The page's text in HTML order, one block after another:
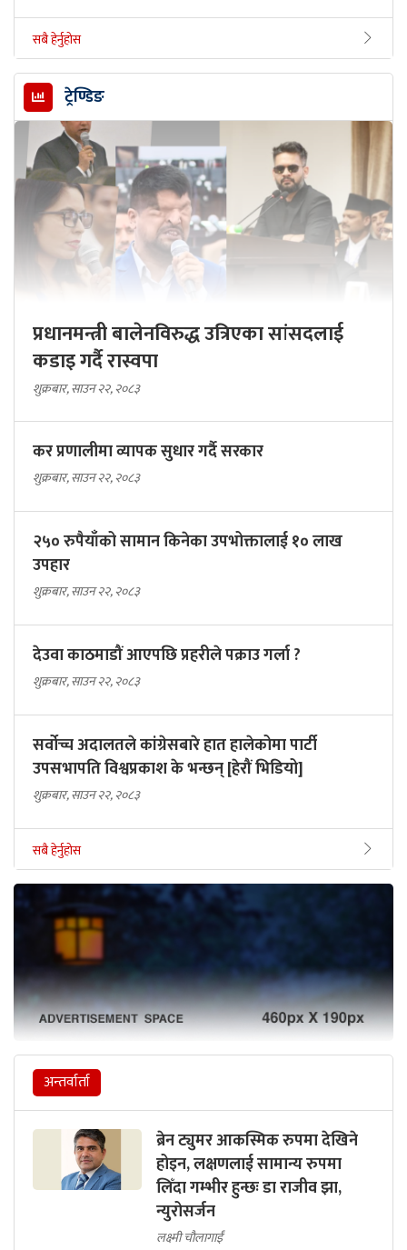
सबै हेर्नुहोस
ट्रेण्डिङ
प्रधानमन्त्री बालेनविरुद्ध उत्रिएका सांसदलाई
कडाइ गर्दै रास्वपा
शुक्रबार, साउन २२, २०८३
कर प्रणालीमा व्यापक सुधार गर्दै सरकार
शुक्रबार, साउन २२, २०८३
२५० रुपैयाँको सामान किनेका उपभोक्तालाई १० लाख
उपहार
शुक्रबार, साउन २२, २०८३
देउवा काठमाडौं आएपछि प्रहरीले पक्राउ गर्ला ?
शुक्रबार, साउन २२, २०८३
सर्वोच्च अदालतले कांग्रेसबारे हात हालेकोमा पार्टी
उपसभापति विश्वप्रकाश के भन्छन् [हेरौं भिडियो]
शुक्रबार, साउन २२, २०८३
सबै हेर्नुहोस
अन्तर्वार्ता
ब्रेन ट्युमर आकस्मिक रुपमा देखिने
होइन, लक्षणलाई सामान्य रुपमा
लिँदा गम्भीर हुन्छः डा राजीव झा,
न्युरोसर्जन
लक्ष्मी चौलागाईं